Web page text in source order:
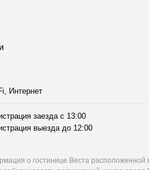
Интернет
заезда с 13:00
выезда до 12:00
о гостинице Веста